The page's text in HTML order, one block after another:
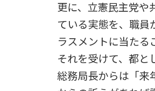
更に、立憲民主党や
ている実態を、職員
ラスメントに当たる
それを受けて、都と
総務局長からは「来